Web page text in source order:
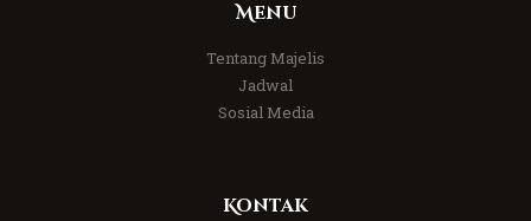
Menu
Tentang Majelis
Jadwal
Sosial Media
Kontak